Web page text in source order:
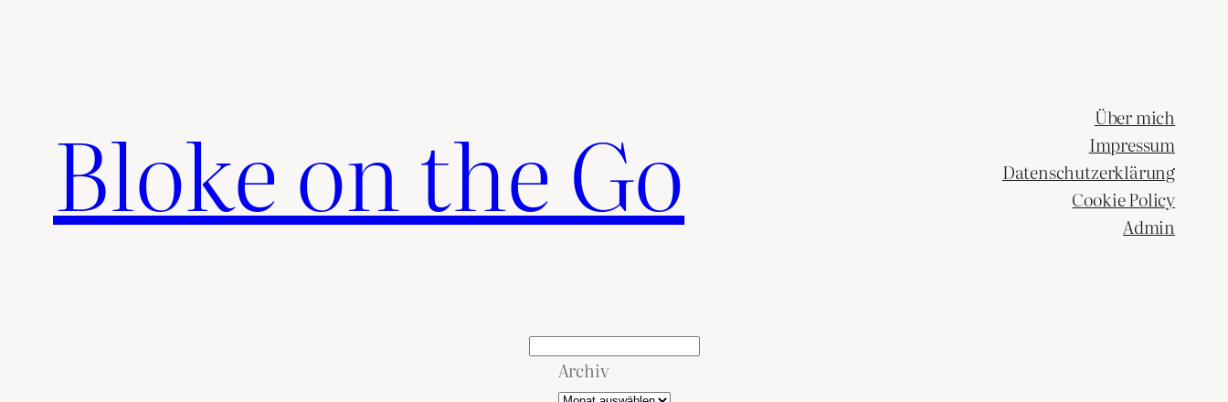
Bloke on the Go
Über mich
Impressum
Datenschutzerklärung
Cookie Policy
Admin
Suchen
Archiv